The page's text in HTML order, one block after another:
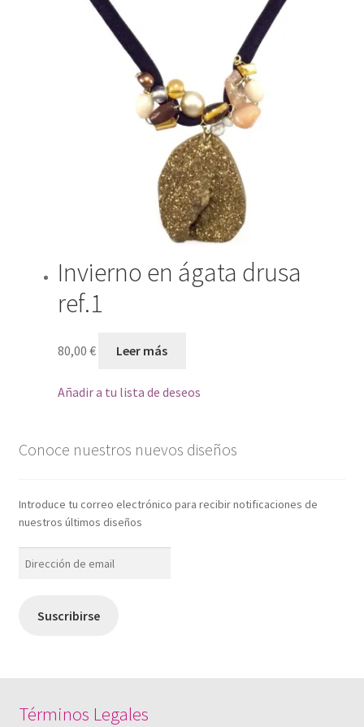
Invierno en ágata drusa
ref.1
80,00 € Leer más
Añadir a tu lista de deseos
Conoce nuestros nuevos diseños
Introduce tu correo electrónico para recibir notificaciones de
nuestros últimos diseños
Dirección
Suscribirse
Términos Legales